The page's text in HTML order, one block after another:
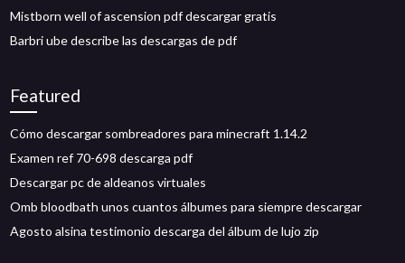
Mistborn well of ascension pdf descargar gratis
Barbri ube describe las descargas de pdf
Featured
Cómo descargar sombreadores para minecraft 1.14.2
Examen ref 70-698 descarga pdf
Descargar pc de aldeanos virtuales
Omb bloodbath unos cuantos álbumes para siempre descargar
Agosto alsina testimonio descarga del álbum de lujo zip